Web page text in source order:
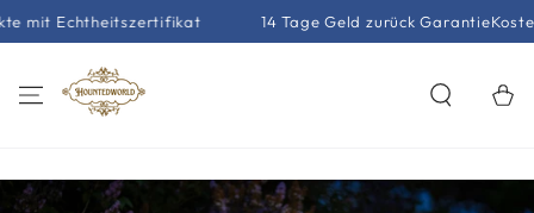
ZUM INHALT
SPRINGEN
14 Tage Geld zurück GarantieKostenlose